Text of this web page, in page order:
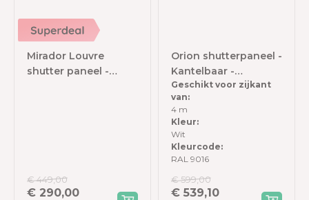
Mirador Louvre
shutter paneel -
€ 290,00
€ 449,00
Orion shutterpaneel -
Kantelbaar -
Horizontaal - 123 cm
- Voor 4 meter zijkant
- Wit
Geschikt voor zijkant
van:
4 m
Kleur:
Wit
Kleurcode:
RAL 9016
€ 539,10
€ 599,00